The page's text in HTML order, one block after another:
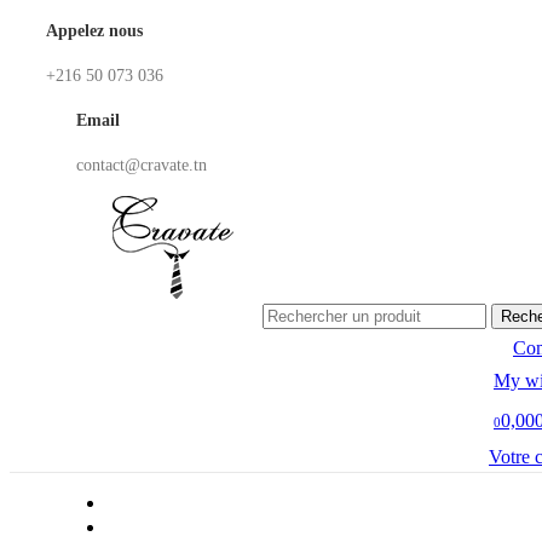
Appelez nous
+216 50 073 036
Email
contact@cravate.tn
My
0
Votre